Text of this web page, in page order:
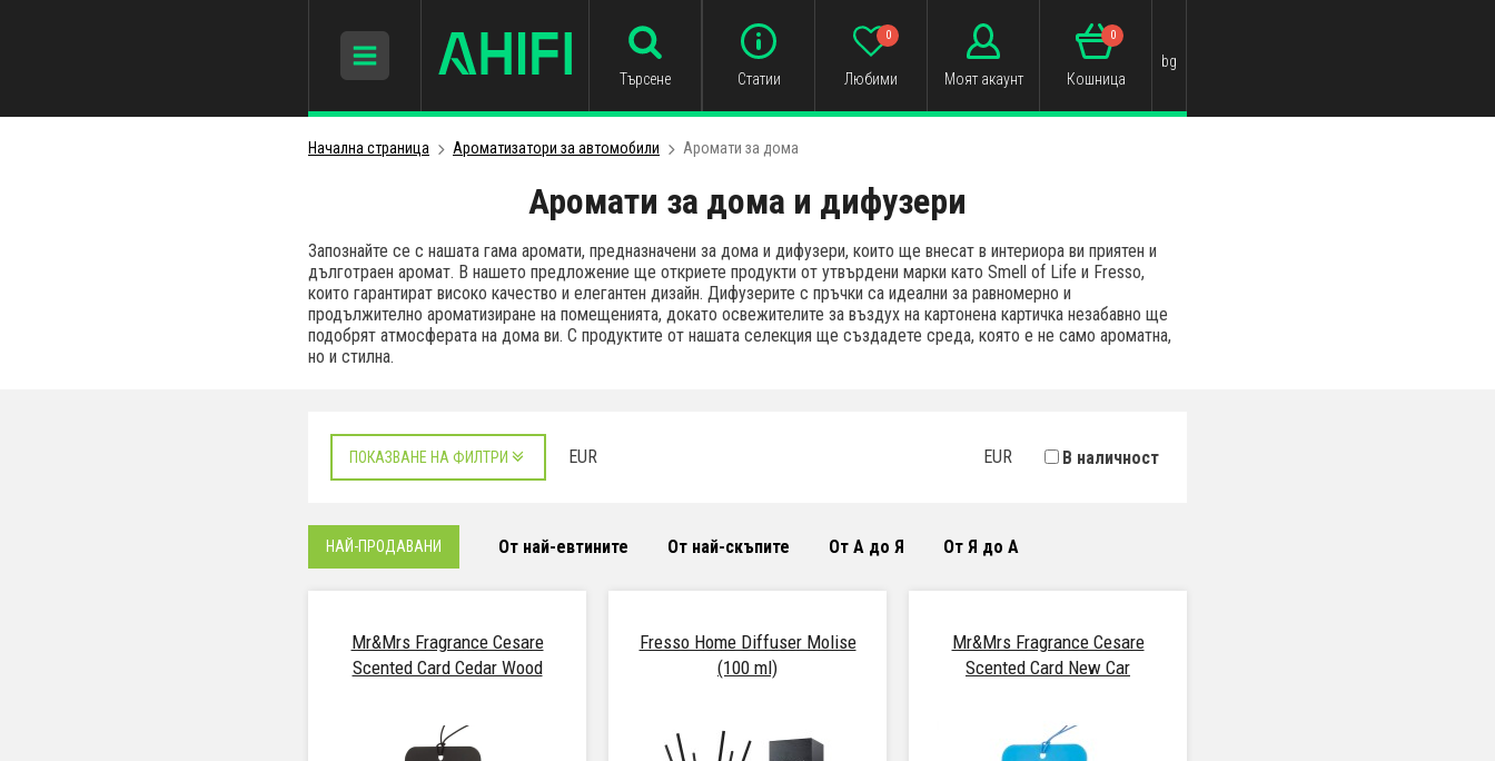
Търсене Статии Любими
0
Моят акаунт Кошница
0
bg
Начална страница Ароматизатори за автомобили Аромати за дома
Аромати за дома и дифузери
Запознайте се с нашата гама аромати, предназначени за дома и дифузери, които ще внесат в интериора ви приятен и
дълготраен аромат. В нашето предложение ще откриете продукти от утвърдени марки като Smell of Life и Fresso,
които гарантират високо качество и елегантен дизайн. Дифузерите с пръчки са идеални за равномерно и
продължително ароматизиране на помещенията, докато освежителите за въздух на картонена картичка незабавно ще
подобрят атмосферата на дома ви. С продуктите от нашата селекция ще създадете среда, която е не само ароматна,
но и стилна.
ПОКАЗВАНЕ НА ФИЛТРИ EUR EUR В наличност
НАЙ-ПРОДАВАНИ От най-евтините От най-скъпите От А до Я От Я до А
Mr&Mrs Fragrance Cesare
Scented Card Cedar Wood
Fresso Home Diffuser Molise
(100 ml)
Mr&Mrs Fragrance Cesare
Scented Card New Car